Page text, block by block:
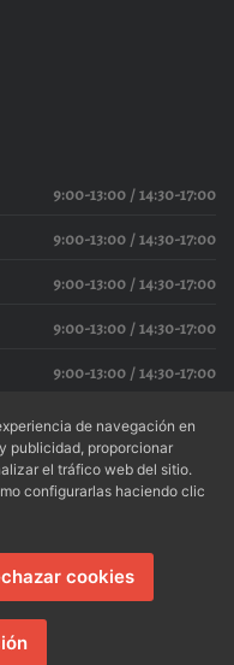
9:00-13:00 / 14:30-17:00
9:00-13:00 / 14:30-17:00
9:00-13:00 / 14:30-17:00
9:00-13:00 / 14:30-17:00
9:00-13:00 / 14:30-17:00
de Privacidad |
Miro- Todos los
de navegación en
publicidad, proporcionar
el tráfico web del sitio.
configurarlas haciendo clic
cookies